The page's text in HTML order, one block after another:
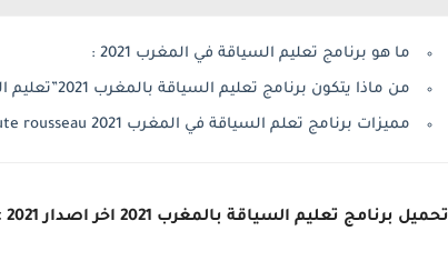
ما هو برنامج تعليم السياقة في المغرب 2021 :
من ماذا يتكون برنامج تعليم السياقة بالمغرب 2021”تعليم القيادة للاندرويد”؟
مميزات برنامج تعلم السياقة في المغرب 2021 Code de la route rousseau:
تحميل برنامج تعليم السياقة بالمغرب 2021 اخر اصدار code rousseau maroc 2021